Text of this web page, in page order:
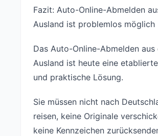
Fazit: Auto-Online-Abmelden
Ausland ist problemlos möglich
Das Auto-Online-Abmelden aus
Ausland ist heute eine
und praktische Lösung.
Sie müssen nicht nach
reisen, keine Originale
keine Kennzeichen